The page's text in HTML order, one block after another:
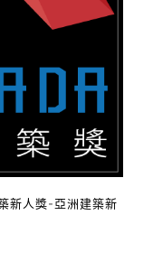
新人獎-亞洲建築新